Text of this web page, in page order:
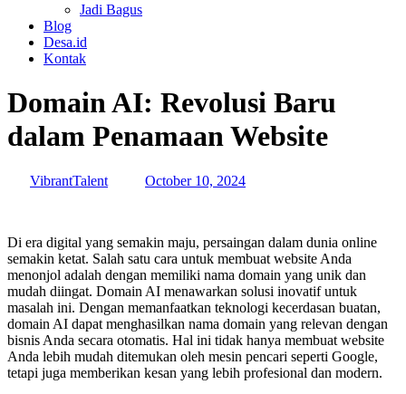
Jadi Bagus
Blog
Desa.id
Kontak
Domain AI: Revolusi Baru
dalam Penamaan Website
VibrantTalent October 10, 2024
Di era digital yang semakin maju, persaingan dalam dunia online
semakin ketat. Salah satu cara untuk membuat website Anda
menonjol adalah dengan memiliki nama domain yang unik dan
mudah diingat. Domain AI menawarkan solusi inovatif untuk
masalah ini. Dengan memanfaatkan teknologi kecerdasan buatan,
domain AI dapat menghasilkan nama domain yang relevan dengan
bisnis Anda secara otomatis. Hal ini tidak hanya membuat website
Anda lebih mudah ditemukan oleh mesin pencari seperti Google,
tetapi juga memberikan kesan yang lebih profesional dan modern.